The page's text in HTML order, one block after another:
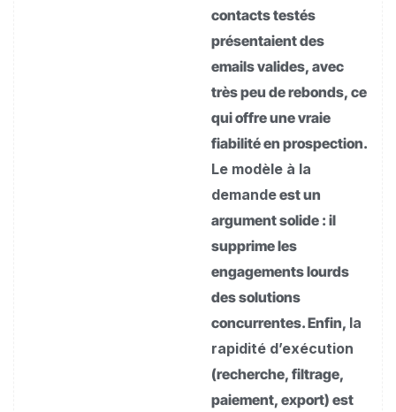
contacts testés
présentaient des
emails valides, avec
très peu de rebonds, ce
qui offre une vraie
fiabilité en prospection.
Le modèle à la
demandeest un
argument solide : il
supprime les
engagements lourds
des solutions
concurrentes. Enfin, la
rapidité d’exécution
(recherche, filtrage,
paiement, export) est